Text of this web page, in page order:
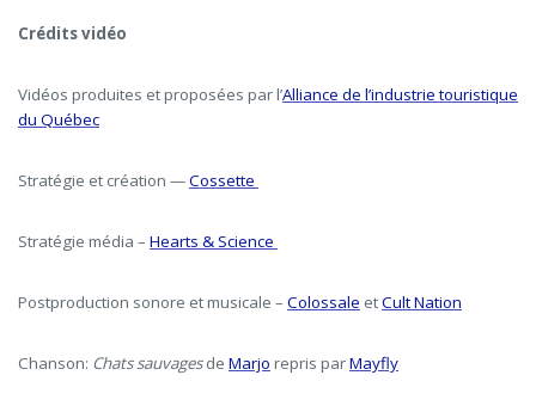
Crédits vidéo
Vidéos produites et proposées par l’Alliance de l’industrie touristique
du Québec
Stratégie et création —Cossette
Stratégie média – Hearts & Science
Postproduction sonore et musicale – Colossale etCult Nation
Chanson: Chats sauvagesde Marjo repris parMayfly